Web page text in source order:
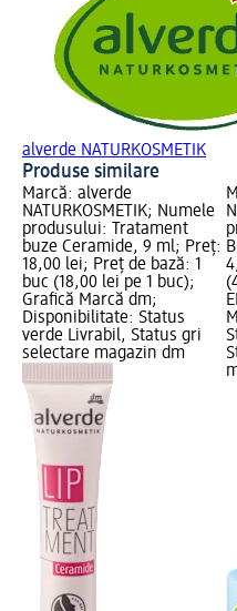
alverde NATURKOSMETIK
Produse similare
Marcă: alverde
NATURKOSMETIK; Numele
produsului: Tratament
buze Ceramide, 9 ml; Preț:
18,00 lei; Preț de bază: 1
buc (18,00 lei pe 1 buc);
Grafică Marcă dm;
Disponibilitate: Status
verde Livrabil, Status gri
selectare magazin dm